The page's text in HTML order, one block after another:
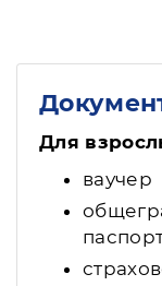
Для
ваучер